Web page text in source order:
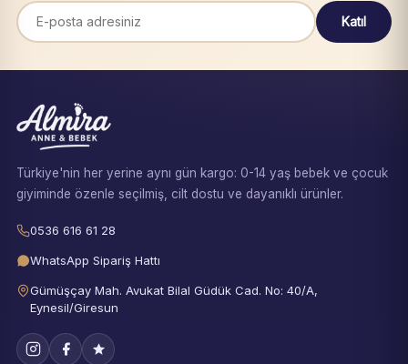
Katıl
Türkiye'nin her yerine aynı gün kargo: 0-14 yaş bebek ve çocuk
giyiminde özenle seçilmiş, cilt dostu ve dayanıklı ürünler.
0536 616 61 28
WhatsApp Sipariş Hattı
Gümüşçay Mah. Avukat Bilal Güdük Cad. No: 40/A,
Eynesil/Giresun